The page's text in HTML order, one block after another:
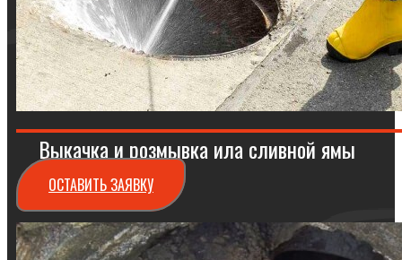
Выкачка и розмывка ила сливной ямы
ОСТАВИТЬ ЗАЯВКУ